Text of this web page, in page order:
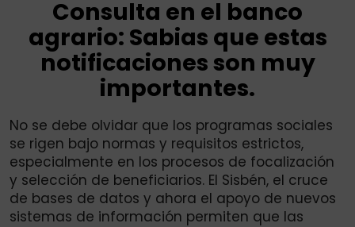
Consulta en el banco
agrario: Sabias que estas
notificaciones son muy
importantes.
No se debe olvidar que los programas sociales
se rigen bajo normas y requisitos estrictos,
especialmente en los procesos de focalización
y selección de beneficiarios. El Sisbén, el cruce
de bases de datos y ahora el apoyo de nuevos
sistemas de información permiten que las